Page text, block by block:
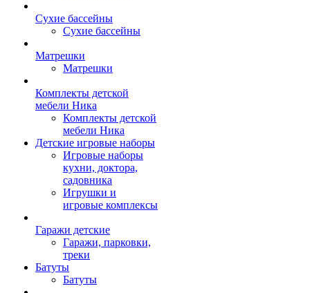
Сухие бассейны
Сухие бассейны
Матрешки
Матрешки
Комплекты детской
мебели Ника
Комплекты детской
мебели Ника
Детские игровые наборы
Игровые наборы
кухни, доктора,
садовника
Игрушки и
игровые комплексы
Гаражи детские
Гаражи, парковки,
треки
Батуты
Батуты